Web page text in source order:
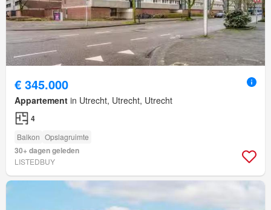
€ 345.000
Appartement in Utrecht, Utrecht, Utrecht
4
Balkon Opslagruimte
30+ dagen geleden
LISTEDBUY